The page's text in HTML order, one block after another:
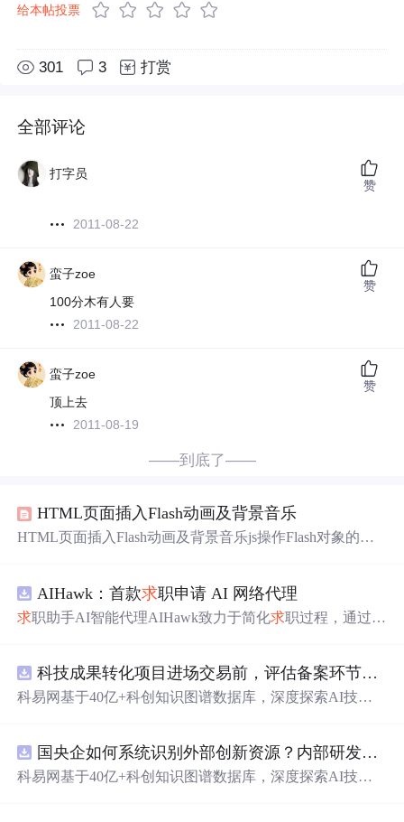
给本帖投票
301 3 打赏
全部评论
打字员
2011-08-22
赞
蛮子zoe
100分木有人要
2011-08-22
赞
蛮子zoe
顶上去
2011-08-19
赞
——到底了——
HTML页面插入Flash动画及背景音乐
HTML页面插入Flash动画及背景音乐js操作Flash对象的常
(variable_name) 获取Flash动画变量的值 2)GotoFrame(frame_
number) 将当前的Flash帧定位到指定的帧数 3)IsPl
AIHawk：首款求职申请 AI 网络代理
求职助手AI智能代理AIHawk致力于简化求职过程，通过自
科技成果转化项目进场交易前，评估备案环节需要准备哪些材料？.docx
科易网基于40亿+科创知识图谱数据库，深度探索AI技术
新领域的AI+数智化解决方案，推动科技创新与产业创新
智能化发展。
国央企如何系统识别外部创新资源？内部研发体系完善，但对外部高校、中小科技企业技术能力缺乏动态认知。.docx
科易网基于40亿+科创知识图谱数据库，深度探索AI技术